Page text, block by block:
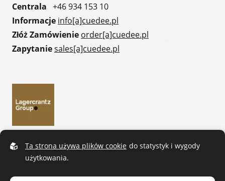
Centrala +46 934 153 10
Informacje info[a]cuedee.pl
Złóż Zamówienie order[a]cuedee.pl
Zapytaniesales[a]cuedee.pl
Ta strona używa plików cookie do statystyk i wygody
użytkowania.